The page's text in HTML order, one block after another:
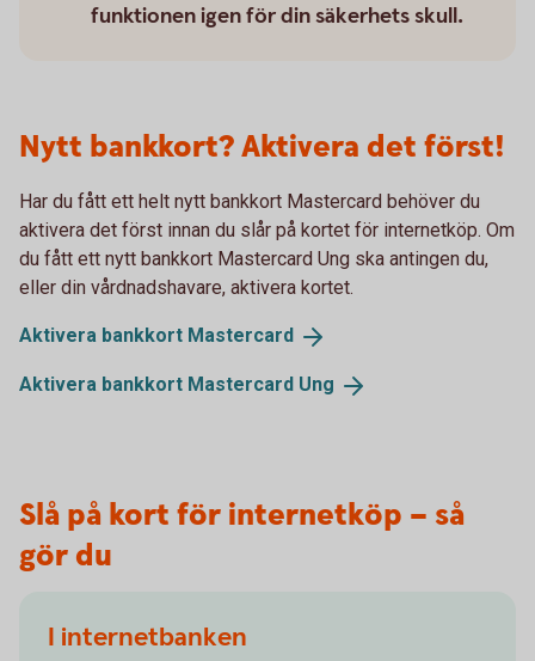
funktionen igen för din säkerhets skull.
Nytt bankkort? Aktivera det först!
Har du fått ett helt nytt bankkort Mastercard behöver du
aktivera det först innan du slår på kortet för internetköp. Om
du fått ett nytt bankkort Mastercard Ung ska antingen du,
eller din vårdnadshavare, aktivera kortet.
Aktivera bankkort Mastercard
Aktivera bankkort Mastercard Ung
Slå på kort för internetköp – så
gör du
I internetbanken